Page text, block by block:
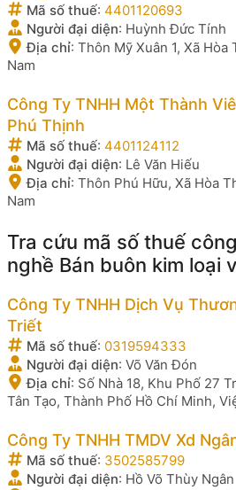
Mã số thuế: 4401120693
Người đại diện: Huỳnh Đức Tính
Địa chỉ: Thôn Mỹ Xuân 1, Xã
Nam
Công Ty TNHH Một Thành
Phú Thịnh
Mã số thuế: 4401124112
Người đại diện: Lê Văn Hiếu
Địa chỉ: Thôn Phú Hữu, Xã Hòa
Nam
Tra cứu mã số thuế
nghề Bán buôn kim loại
Công Ty TNHH Dịch Vụ
Triết
Mã số thuế: 0319594333
Người đại diện: Võ Văn Đón
Địa chỉ: Số Nhà 18, Khu Phố 27
Tân Tạo, Thành Phố Hồ Chí Minh,
Công Ty TNHH TMDV Xd
Mã số thuế: 3502585799
Người đại diện: Hồ Võ Thùy Ngân